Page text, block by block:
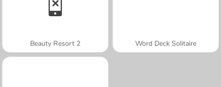
Beauty Resort 2 Word Deck Solitaire